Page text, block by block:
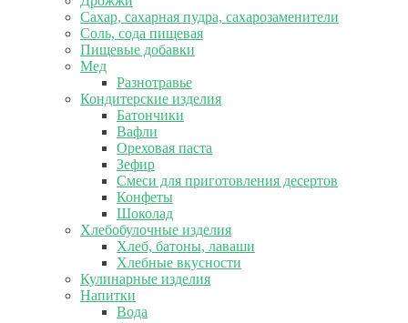
Сахар, сахарная пудра, сахарозаменители
Соль, сода пищевая
Пищевые добавки
Мед
Разнотравье
Кондитерские изделия
Батончики
Вафли
Ореховая паста
Зефир
Смеси для приготовления десертов
Конфеты
Шоколад
Хлебобулочные изделия
Хлеб, батоны, лаваши
Хлебные вкусности
Кулинарные изделия
Напитки
Вода